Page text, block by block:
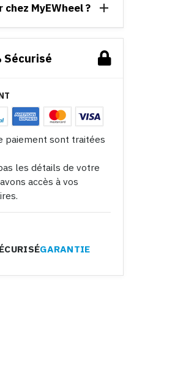
MyEWheel ?
Sécurisé
paiement sont traitées
les détails de votre
accès à vos
GARANTIE